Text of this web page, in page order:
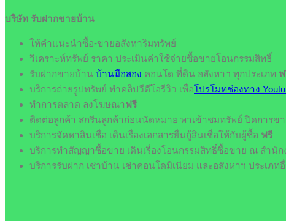
บริษัท รับฝากขายบ้าน
ให้คำแนะนำซื้อ-ขายอสังหาริมทรัพย์
วิเคราะห์ทรัพย์ ราคา ประเมินค่าใช้จ่ายซื้อขายโอนกรรมสิทธิ์
รับฝากขายบ้าน บ้านมือสอง คอนโด ที่ดิน อสังหาฯ ทุกประเภท
บริการถ่ายรูปทรัพย์ ทำคลิปวีดีโอรีวิว เพื่อโปรโมทช่องทาง
ทำการตลาด ลงโฆษณาฟรี
ติดต่อลูกค้า สกรีนลูกค้าก่อนนัดหมาย พาเข้าชมทรัพย์ ปิดการข
บริการจัดหาสินเชื่อ เดินเรื่องเอกสารยื่นกู้สินเชื่อให้กับผู้ซื้อ ฟรี
บริการทำสัญญาซื้อขาย เดินเรื่องโอนกรรมสิทธิ์ซื้อขาย ณ สำนั
บริการรับฝาก เช่าบ้าน เช่าคอนโดมิเนียม และอสังหาฯ ประเภท